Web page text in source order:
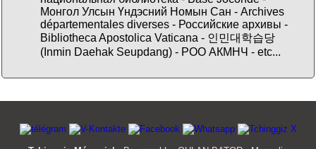
Монгол Улсын Үндэсний Номын Сан - Archives
départementales diverses - Российские архивы -
Bibliotheca Apostolica Vaticana - 인민대학습당
(Inmin Daehak Seupdang) - РОО АКМНЧ - etc...